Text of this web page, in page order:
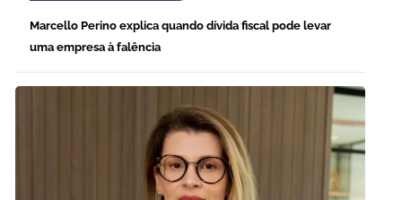
Marcello Perino explica quando dívida fiscal pode levar
uma empresa à falência